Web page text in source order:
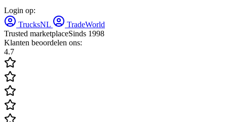
Login op:
TrucksNL
TradeWorld
Trusted marketplaceSinds 1998
Klanten beoordelen ons:
4.7